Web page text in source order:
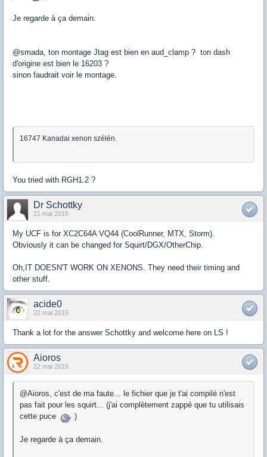
Je regarde à ça demain.
@smada, ton montage Jtag est bien en aud_clamp ? ton dash
d'origine est bien le 16203 ?
sinon faudrait voir le montage.
16747 Kanadai xenon szélén.
You tried with RGH1.2 ?
Dr Schottky
21 mai 2015
My UCF is for XC2C64A VQ44 (CoolRunner, MTX, Storm).
Obviously it can be changed for Squirt/DGX/OtherChip.
Oh,IT DOESN'T WORK ON XENONS. They need their timing and
other stuff.
acide0
22 mai 2015
Thank a lot for the answer Schottky and welcome here on LS !
Aioros
22 mai 2015
@Aioros, c'est de ma faute... le fichier que je t'ai compilé n'est
pas fait pour les squirt... (j'ai complètement zappé que tu utilisais
cette puce
)
Je regarde à ça demain.